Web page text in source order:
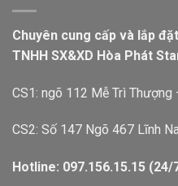
Chuyên cung cấp và lắp
TNHH SX&XD Hòa Phát
CS1: ngõ 112 Mễ Trì
CS2: Số 147 Ngõ 467 Lĩnh
Hotline: 097.156.15.15 (24/